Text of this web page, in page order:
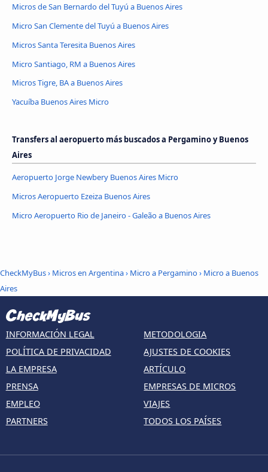
Micros de San Bernardo del Tuyú a Buenos Aires
Micro San Clemente del Tuyú a Buenos Aires
Micros Santa Teresita Buenos Aires
Micro Santiago, RM a Buenos Aires
Micros Tigre, BA a Buenos Aires
Yacuíba Buenos Aires Micro
Transfers al aeropuerto más buscados a Pergamino y Buenos
Aires
Aeropuerto Jorge Newbery Buenos Aires Micro
Micros Aeropuerto Ezeiza Buenos Aires
Micro Aeropuerto Rio de Janeiro - Galeão a Buenos Aires
CheckMyBus› Micros en Argentina› Micro a Pergamino› Micro a Buenos
Aires
INFORMACIÓN LEGAL
POLÍTICA DE PRIVACIDAD
LA EMPRESA
PRENSA
EMPLEO
PARTNERS
METODOLOGIA
AJUSTES DE COOKIES
ARTÍCULO
EMPRESAS DE MICROS
VIAJES
TODOS LOS PAÍSES